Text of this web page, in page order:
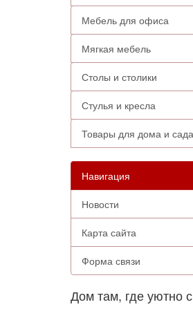
Мебель для офиса
Мягкая мебель
Столы и столики
Стулья и кресла
Товары для дома и сада
Навигация
Новости
Карта сайта
Форма связи
Дом там, где уютно